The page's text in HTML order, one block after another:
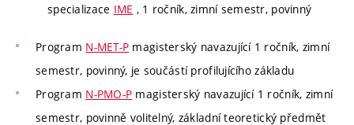
specializace IME , 1 ročník, zimní semestr, povinný
Program N-MET-P magisterský navazující 1 ročník, zimní
semestr, povinný, je součástí profilujícího základu
Program N-PMO-P magisterský navazující 1 ročník, zimní
semestr, povinně volitelný, základní teoretický předmět